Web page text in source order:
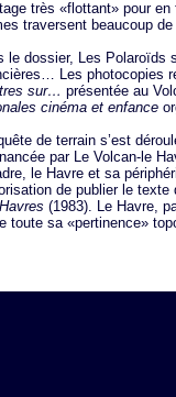
très «flottant» pour
traversent beaucoup
le dossier, Les Polaroïds
Les photocopies
sur… présentée au
cinéma et enfance
de terrain s’est
par Le Volcan-le
le Havre et sa
de publier le
(1983). Le Havre,
toute sa «pertinence»